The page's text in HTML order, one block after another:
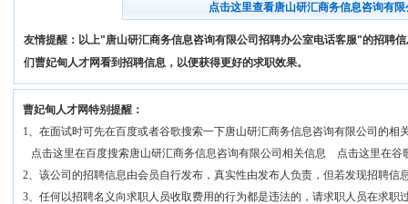
点击这里查看唐山研汇商务信息咨询有
友情提醒：以上"唐山研汇商务信息咨询有限公司招聘办公室电话客服"的招聘
们曹妃甸人才网看到招聘信息，以便获得更好的求职效果。
曹妃甸人才网特别提醒：
1、在面试时可先在百度或者谷歌搜索一下唐山研汇商务信息咨询有限公司的
点击这里在百度搜索唐山研汇商务信息咨询有限公司相关信息
点击这里在谷
2、该公司的招聘信息由会员自行发布，真实性由发布人负责，但若发现招聘
3、任何以招聘名义向求职人员收取费用的行为都是违法的，请求职人员在求